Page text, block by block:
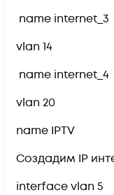
name internet_3
vlan 14
name internet_4
vlan 20
name IPTV
Создадим IP
interface vlan 5